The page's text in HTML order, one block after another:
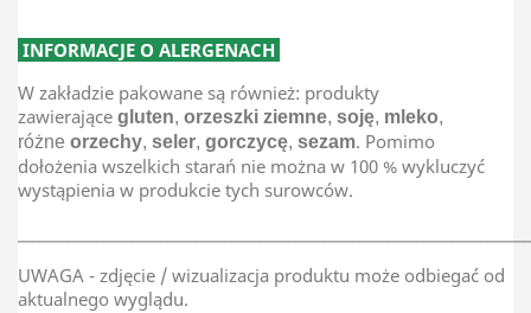
INFORMACJE O ALERGENACH
W zakładzie pakowane są również: produkty
zawierające gluten, orzeszki ziemne, soję, mleko,
różne orzechy, seler, gorczycę, sezam. Pomimo
dołożenia wszelkich starań nie można w 100 % wykluczyć
wystąpienia w produkcie tych surowców.
UWAGA - zdjęcie / wizualizacja produktu może odbiegać od
aktualnego wyglądu.